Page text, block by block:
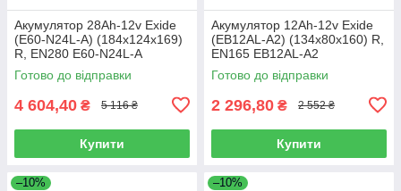
Акумулятор 28Ah-12v Exide
(E60-N24L-A) (184х124х169)
R, EN280 E60-N24L-A
Готово до відправки
4 604,40 ₴ 5 116 ₴
Купити
Акумулятор 12Ah-12v Exide
(EB12AL-A2) (134х80х160) R,
EN165 EB12AL-A2
Готово до відправки
2 296,80 ₴ 2 552 ₴
Купити
–10% –10%